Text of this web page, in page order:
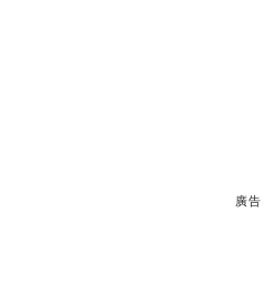
廣告